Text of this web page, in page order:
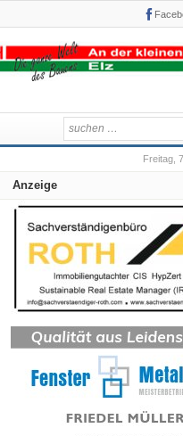
Freitag,
Anzeige